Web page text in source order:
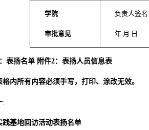
学院
审批意见
负责人签名
年 月 日
表扬名单 附件2：表扬人员信息表
格内所有内容必须手写，打印、涂改无效。
:
践基地回访活动表扬名单